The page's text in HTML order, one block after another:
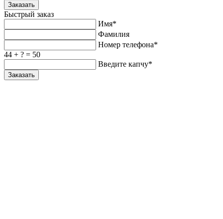
Заказать
Быстрый заказ
Имя*
Фамилия
Номер телефона*
44 + ? = 50
Введите капчу*